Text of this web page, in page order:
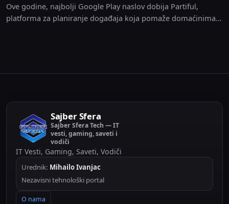
Ove godine, najbolji Google Play naslov dobija Partiful,
platforma za planiranje događaja koja pomaže domaćinima
Sajber Sfera
Sajber Sfera Tech — IT
vesti, gaming, saveti i
vodiči
IT Vesti, Gaming, Saveti, Vodiči
Urednik: Mihailo Ivanjac
Nezavisni tehnološki portal
O nama